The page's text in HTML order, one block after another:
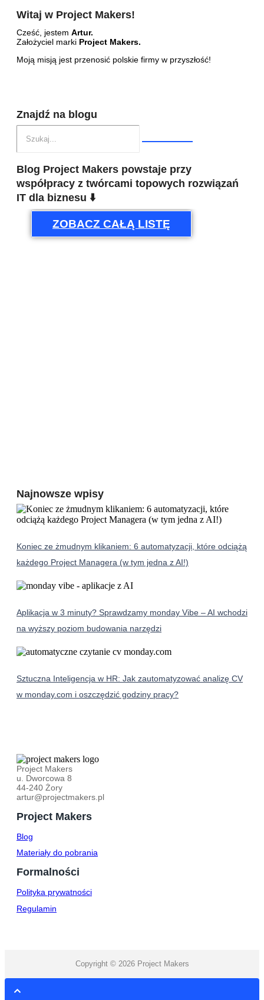
Witaj w Project Makers!
Cześć, jestem Artur.
Założyciel marki Project Makers.
Moją misją jest przenosić polskie firmy w przyszłość!
Znajdź na blogu
Blog Project Makers powstaje przy
współpracy z twórcami topowych rozwiązań
IT dla biznesu ⬇️
ZOBACZ CAŁĄ LISTĘ
Najnowsze wpisy
Koniec ze żmudnym klikaniem: 6 automatyzacji, które odciążą
każdego Project Managera (w tym jedna z AI!)
Aplikacja w 3 minuty? Sprawdzamy monday Vibe – AI wchodzi
na wyższy poziom budowania narzędzi
Sztuczna Inteligencja w HR: Jak zautomatyzować analizę CV
w monday.com i oszczędzić godziny pracy?
Project Makers
u. Dworcowa 8
44-240 Żory
artur@projectmakers.pl
Project Makers
Blog
Materiały do pobrania
Formalności
Polityka prywatności
Regulamin
Copyright © 2026 Project Makers